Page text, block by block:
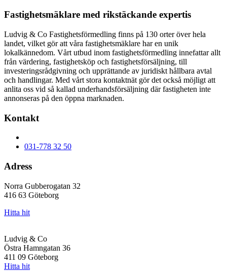
Fastighetsmäklare med rikstäckande expertis
Ludvig & Co Fastighetsförmedling finns på 130 orter över hela
landet, vilket gör att våra fastighetsmäklare har en unik
lokalkännedom. Vårt utbud inom fastighetsförmedling innefattar allt
från värdering, fastighetsköp och fastighetsförsäljning, till
investeringsrådgivning och upprättande av juridiskt hållbara avtal
och handlingar. Med vårt stora kontaktnät gör det också möjligt att
anlita oss vid så kallad underhandsförsäljning där fastigheten inte
annonseras på den öppna marknaden.
Kontakt
031-778 32 50
Adress
Norra Gubberogatan 32
416 63 Göteborg
Hitta hit
Ludvig & Co
Östra Hamngatan 36
411 09 Göteborg
Hitta hit